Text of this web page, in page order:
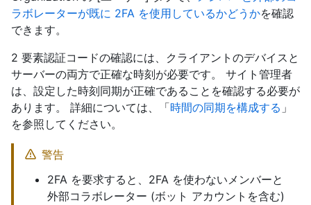
ラボレーターが既に 2FA を使用しているかどうかを確認
できます。
2 要素認証コードの確認には、クライアントのデバイスと
サーバーの両方で正確な時刻が必要です。 サイト管理者
は、設定した時刻同期が正確であることを確認する必要が
あります。 詳細については、「時間の同期を構成する 」
を参照してください。
警告
2FA を要求すると、2FA を使わないメンバーと
外部コラボレーター (ボット アカウントを含む)